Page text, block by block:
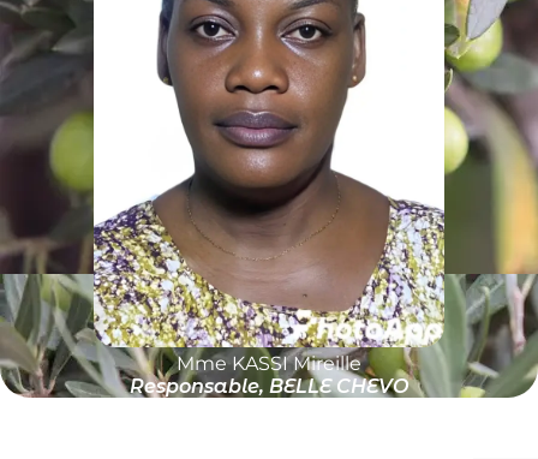
Mme KASSI Mireille
Responsable, BELLE CHEVO